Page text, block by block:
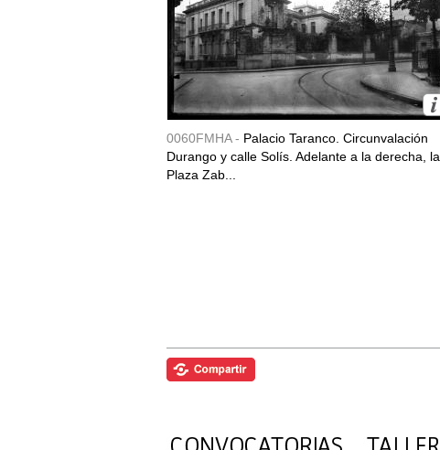
0060FMHA - Palacio Taranco. Circunvalación
Durango y calle Solís. Adelante a la derecha, la
Plaza Zab...